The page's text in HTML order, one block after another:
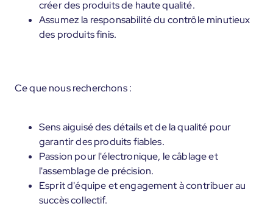
créer des produits de haute qualité.
Assumez la responsabilité du contrôle minutieux
des produits finis.
Ce que nous recherchons :
Sens aiguisé des détails et de la qualité pour
garantir des produits fiables.
Passion pour l'électronique, le câblage et
l'assemblage de précision.
Esprit d'équipe et engagement à contribuer au
succès collectif.